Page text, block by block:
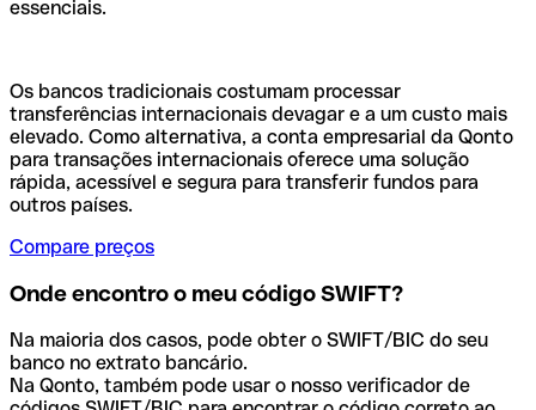
essenciais.
Os bancos tradicionais costumam processar
transferências internacionais devagar e a um custo mais
elevado. Como alternativa, a conta empresarial da Qonto
para transações internacionais oferece uma solução
rápida, acessível e segura para transferir fundos para
outros países.
Compare preços
Onde encontro o meu código SWIFT?
Na maioria dos casos, pode obter o SWIFT/BIC do seu
banco no extrato bancário.
Na Qonto, também pode usar o nosso verificador de